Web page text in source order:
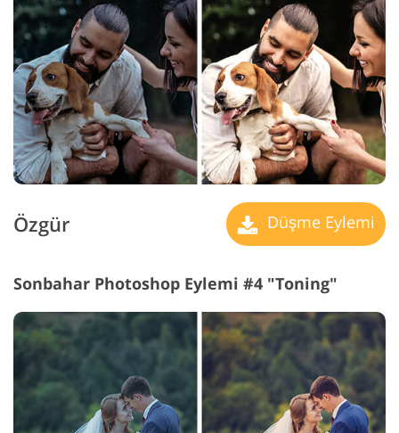
Özgür Düşme Eylemi
Sonbahar Photoshop Eylemi #4 "Toning"